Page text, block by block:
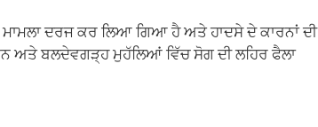
ਮਾਮਲਾ ਦਰਜ ਕਰ ਲਿਆ ਗਿਆ ਹੈ ਅਤੇ ਹਾਦਸੇ ਦੇ ਕਾਰਨਾਂ ਦੀ
ਅਤੇ ਬਲਦੇਵਗੜ੍ਹ ਮੁਹੱਲਿਆਂ ਵਿੱਚ ਸੋਗ ਦੀ ਲਹਿਰ ਫੈਲਾ